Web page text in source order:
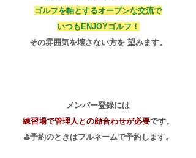
​ゴルフを軸とするオープンな交流で
いつもENJOYゴルフ！
​その雰囲気を壊さない方を 望みます。
​メンバー登録には
練習場で管理人との顔合わせが必要です。
⛳予約のときはフルネームで予約します。